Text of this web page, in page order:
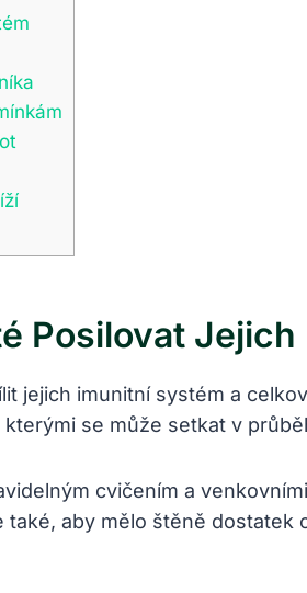
Posilovat
jejich imunitní systém a
se může setkat v
cvičením a
aby mělo štěně